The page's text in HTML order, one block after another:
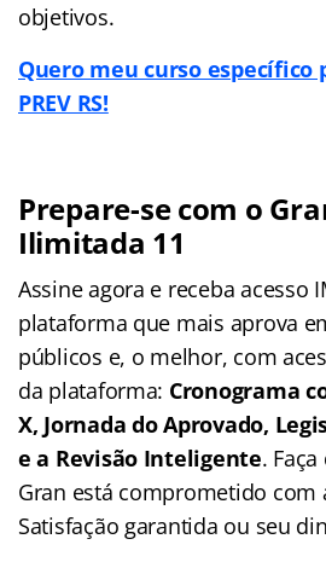
objetivos.
Quero meu curso específico
PREV RS!
Prepare-se com o
Ilimitada 11
Assine agora e receba acesso
plataforma que mais aprova
públicos e, o melhor, com
da plataforma: Cronograma
X, Jornada do Aprovado,
e a Revisão Inteligente.
Gran está comprometido com
Satisfação garantida ou seu